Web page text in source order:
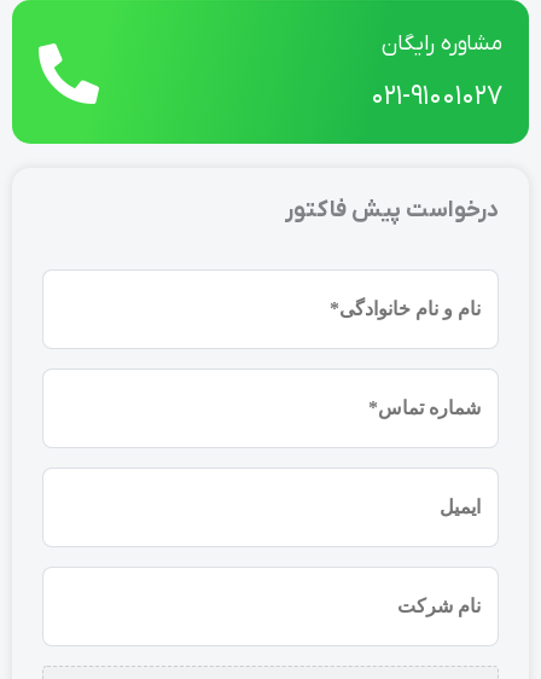
مشاوره رایگان
021-91001027
درخواست پیش فاکتور
نام
(ضروری)
موبایل
(ضروری)
شرکت